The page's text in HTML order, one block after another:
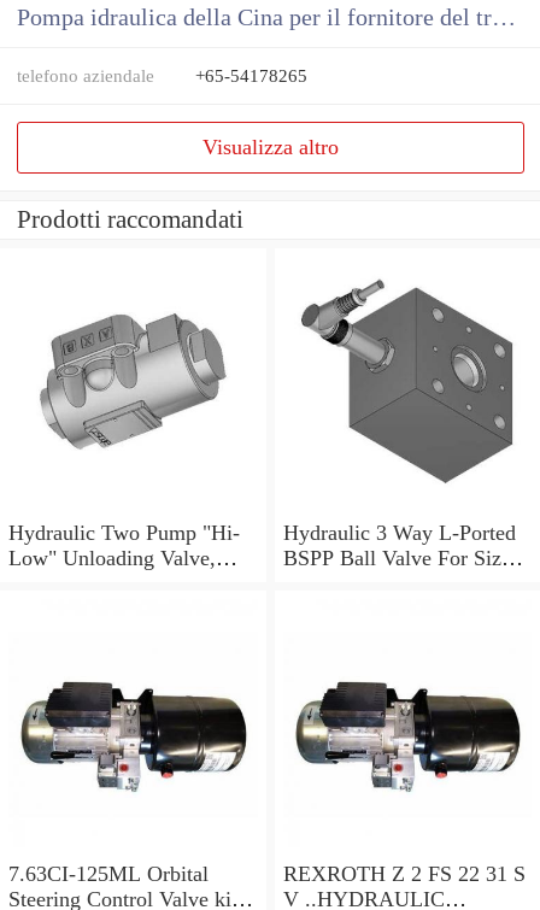
Pompa idraulica della Cina per il fornitore del trattore
telefono aziendale +65-54178265
Visualizza altro
Prodotti raccomandati
Hydraulic Two Pump "Hi-
Low" Unloading Valve,
Hydraulic 3 Way L-Ported
BSPP Ball Valve For Sizes
7.63CI-125ML Orbital
Steering Control Valve kit
REXROTH Z 2 FS 22 31 S
V ..HYDRAULIC